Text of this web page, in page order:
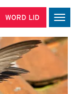
WORD LID